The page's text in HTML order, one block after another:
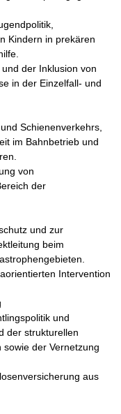
Kindern in prekären
der Inklusion von
in der Einzelfall- und
Schienenverkehrs,
im Bahnbetrieb und
von
der
und zur
beim
Intervention
und
der strukturellen
der Vernetzung
aus